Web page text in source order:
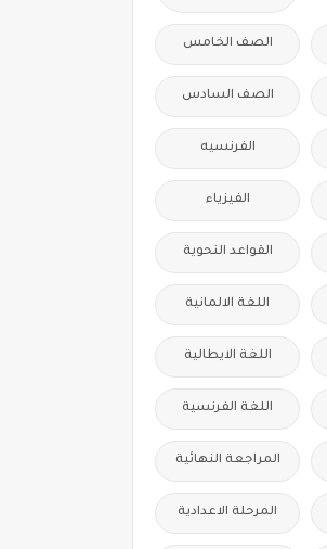
الصف الخامس
الصف السادس
الفرنسيه
الفيزياء
القواعد النحوية
اللغة الالمانية
اللغة الايطالية
اللغة الفرنسية
المراجعة النهائية
المرحلة الاعدادية